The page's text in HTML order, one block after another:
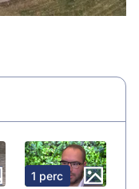
1 perc